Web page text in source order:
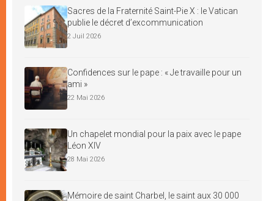
Sacres de la Fraternité Saint-Pie X : le Vatican
publie le décret d’excommunication
2 Juil 2026
Confidences sur le pape : « Je travaille pour un
ami »
22 Mai 2026
Un chapelet mondial pour la paix avec le pape
Léon XIV
28 Mai 2026
Mémoire de saint Charbel, le saint aux 30 000